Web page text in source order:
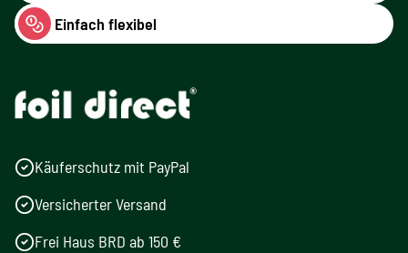
Einfach flexibel
Käuferschutz mit PayPal
Versicherter Versand
Frei Haus BRD ab 150 €